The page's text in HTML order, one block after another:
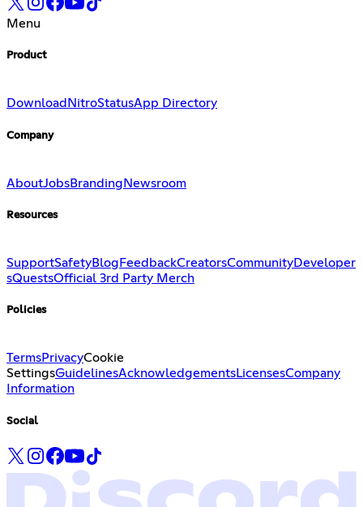
Menu
Product
Download NitroStatusApp Directory
Company
AboutJobsBranding Newsroom
Resources
SupportSafetyBlog FeedbackCreatorsCommunityDeveloper
sQuestsOfficial 3rd Party Merch
Policies
TermsPrivacyCookie
SettingsGuidelinesAcknowledgementsLicensesCompany
Information
Social